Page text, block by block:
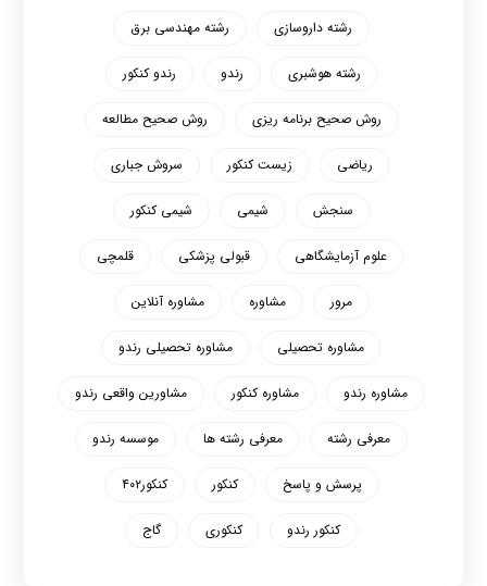
رشته داروسازی رشته مهندسی برق
رشته هوشبری رندو رندو کنکور
روش صحیح برنامه ریزی روش صحیح مطالعه
ریاضی زیست کنکور سروش جباری
سنجش شیمی شیمی کنکور
علوم آزمایشگاهی قبولی پزشکی قلمچی
مرور مشاوره مشاوره آنلاین
مشاوره تحصیلی مشاوره تحصیلی رندو
مشاوره رندو مشاوره کنکور مشاورین واقعی رندو
معرفی رشته معرفی رشته ها موسسه رندو
پرسش و پاسخ کنکور کنکور۴۰۲
کنکور رندو کنکوری گاج